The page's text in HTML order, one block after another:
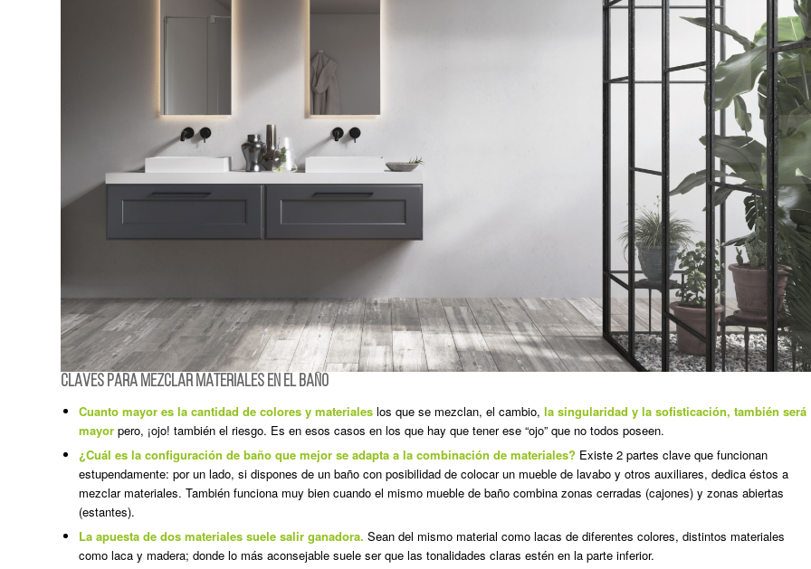
CLAVES PARA MEZCLAR MATERIALES EN EL BAÑO
Cuanto mayor es la cantidad de colores y materiales los que se mezclan, el cambio, la singularidad y la sofisticación, también será
mayor pero, ¡ojo! también el riesgo. Es en esos casos en los que hay que tener ese “ojo” que no todos poseen.
¿Cuál es la configuración de baño que mejor se adapta a la combinación de materiales? Existe 2 partes clave que funcionan
estupendamente: por un lado, si dispones de un baño con posibilidad de colocar un mueble de lavabo y otros auxiliares, dedica éstos a
mezclar materiales. También funciona muy bien cuando el mismo mueble de baño combina zonas cerradas (cajones) y zonas abiertas
(estantes).
La apuesta de dos materiales suele salir ganadora. Sean del mismo material como lacas de diferentes colores, distintos materiales
como laca y madera; donde lo más aconsejable suele ser que las tonalidades claras estén en la parte inferior.